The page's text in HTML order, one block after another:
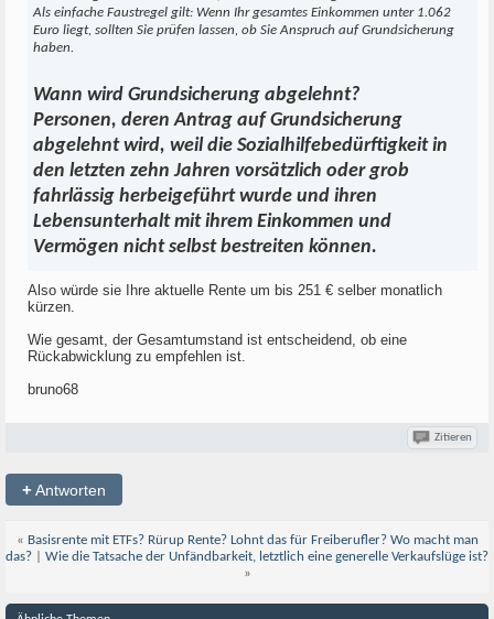
Als einfache Faustregel gilt: Wenn Ihr gesamtes Einkommen unter 1.062
Euro liegt, sollten Sie prüfen lassen, ob Sie Anspruch auf Grundsicherung
haben.
Wann wird Grundsicherung abgelehnt?
Personen, deren Antrag auf Grundsicherung
abgelehnt wird, weil die Sozialhilfebedürftigkeit in
den letzten zehn Jahren vorsätzlich oder grob
fahrlässig herbeigeführt wurde und ihren
Lebensunterhalt mit ihrem Einkommen und
Vermögen nicht selbst bestreiten können.
Also würde sie Ihre aktuelle Rente um bis 251 € selber monatlich
kürzen.
Wie gesamt, der Gesamtumstand ist entscheidend, ob eine
Rückabwicklung zu empfehlen ist.
bruno68
Zitieren
+Antworten
« Basisrente mit ETFs? Rürup Rente? Lohnt das für Freiberufler? Wo macht man
das?
Wie die Tatsache der Unfändbarkeit, letztlich eine generelle Verkaufslüge ist?
»